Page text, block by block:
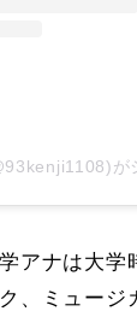
が
アナは大学
、ミュージ